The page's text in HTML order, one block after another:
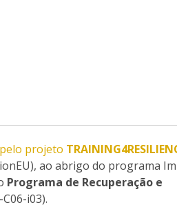
projeto
ao abrigo do programa
Programa de Recuperação e
i03).